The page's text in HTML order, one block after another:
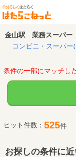
金山駅 業務スーパー
コンビニ・スーパー
条件の一部にマッチし
ヒット件数： 525件
お探しの条件に